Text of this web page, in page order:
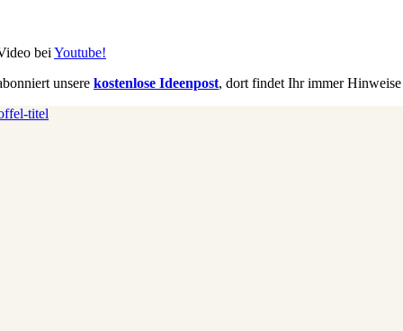
bei Youtube!
unsere kostenlose Ideenpost, dort findet Ihr immer